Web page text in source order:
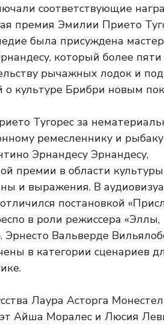
соответствующие
премия Эмилии Прието
была присуждена
который более пяти
рычажных лодок и
культуре Брибри новым
Тугорес за
ремесленнику и
Эрнандесу Эрнандесу,
премии в области
и выражения. В
постановкой
в роли режиссера «Эллы,
Вальверде
в категории сценариев
Лаура Асторга
Айша Моралес и Люсия